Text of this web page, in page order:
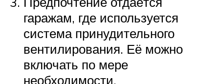
гаражам, где используется
система принудительного
вентилирования. Её можно
включать по мере
необходимости.